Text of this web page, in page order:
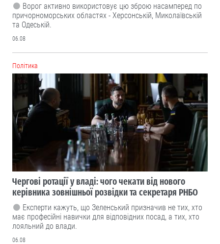
Ворог активно використовує цю зброю насамперед по
причорноморських областях - Херсонській, Миколаївській
та Одеській.
06.08
Політика
Чергові ротації у владі: чого чекати від нового
керівника зовнішньої розвідки та секретаря РНБО
Експерти кажуть, що Зеленський призначив не тих, хто
має професійні навички для відповідних посад, а тих, хто
лояльний до влади.
06.08